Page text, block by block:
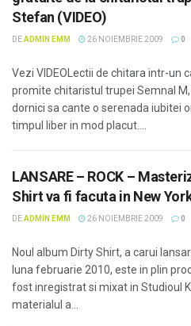
Stefan (VIDEO)
DEADMIN EMM 26 NOIEMBRIE 2009 0
Vezi VIDEOLectii de chitara intr-un
promite chitaristul trupei Semnal
dornici sa cante o serenada iubitei
timpul liber in mod placut....
LANSARE – ROCK –
Shirt va fi facuta in New
DEADMIN EMM 26 NOIEMBRIE 2009 0
Noul album Dirty Shirt, a carui
luna februarie 2010, este in plin
fost inregistrat si mixat in Studioul
materialul a...